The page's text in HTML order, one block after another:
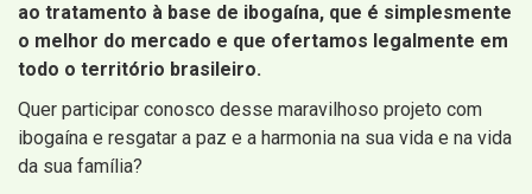
ao tratamento à base de ibogaína, que é simplesmente
o melhor do mercado e que ofertamos legalmente em
todo o território brasileiro.
Quer participar conosco desse maravilhoso projeto com
ibogaína e resgatar a paz e a harmonia na sua vida e na vida
da sua família?